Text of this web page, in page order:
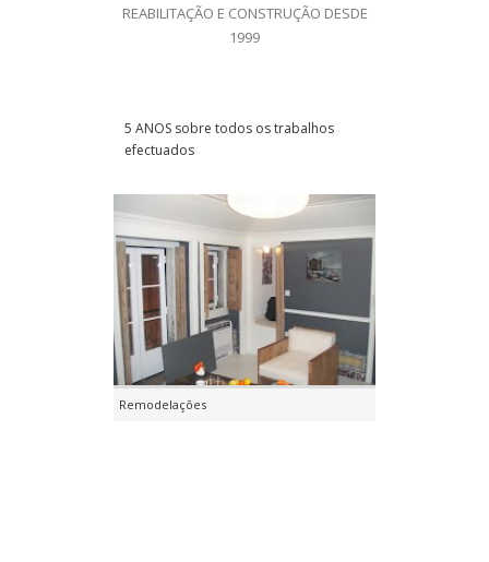
REABILITAÇÃO E CONSTRUÇÃO DESDE
1999
5 ANOS sobre todos os trabalhos
efectuados
Remodelações